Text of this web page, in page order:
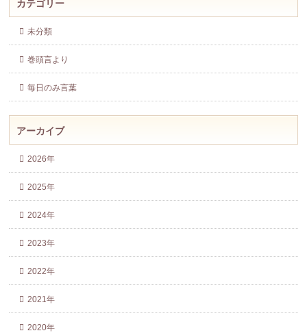
カテゴリー
未分類
巻頭言より
毎日のみ言葉
アーカイブ
2026年
2025年
2024年
2023年
2022年
2021年
2020年